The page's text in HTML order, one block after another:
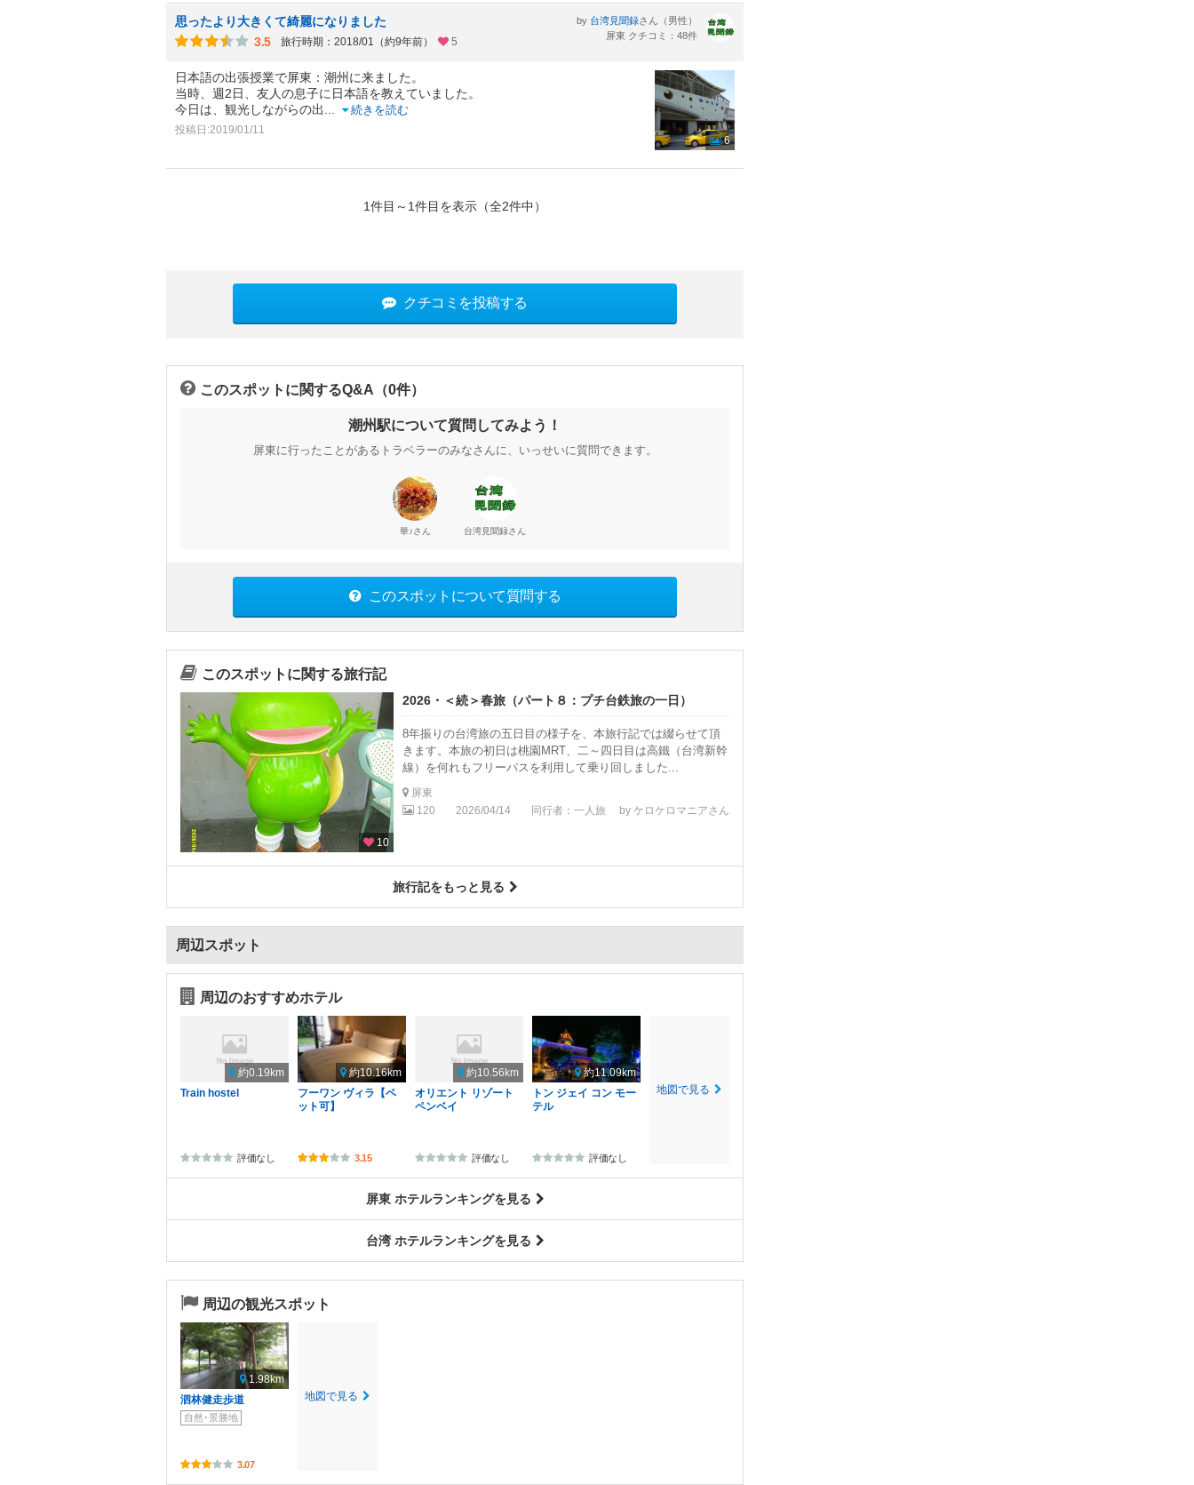
思ったより大きくて綺麗になりました
3.5
旅行時期：2018/01（約9年前） 5
by 台湾見聞録さん（男性）
屏東 クチコミ：48件
日本語の出張授業で屏東：潮州に来ました。
当時、週2日、友人の息子に日本語を教えていました。
今日は、観光しながらの出
続きを読む
投稿日:2019/01/11
6
1件目～1件目を表示（全2件中）
クチコミを投稿する
このスポットに関するQ&A（0件）
潮州駅について質問してみよう！
屏東に行ったことがあるトラベラーのみなさんに、いっせいに質問できます。
華♪さん 台湾見聞録さん
このスポットについて質問する
このスポットに関する旅行記
10
2026・＜続＞春旅（パート８：プチ台鉄旅の一日）
8年振りの台湾旅の五日目の様子を、本旅行記では綴らせて頂
きます。本旅の初日は桃園MRT、二～四日目は高鐵（台湾新幹
線）を何れもフリーパスを利用して乗り回しました...
屏東
120
2026/04/14 同行者：一人旅 by ケロケロマニアさん
旅行記をもっと見る
周辺スポット
周辺のおすすめホテル
約0.19km
Train hostel
評価なし
約10.16km
フーワン ヴィラ【ペ
ット可】
3.15
約10.56km
オリエント リゾート
ペンベイ
評価なし
約11.09km
トン ジェイ コン モー
テル
評価なし
地図で見る
屏東 ホテルランキングを見る
台湾 ホテルランキングを見る
周辺の観光スポット
1.98km
泗林健走歩道
自然･景勝地
3.07
地図で見る